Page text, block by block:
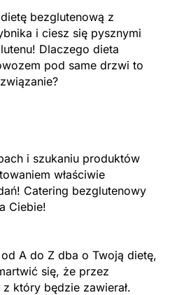
bezglutenową z
i ciesz się pysznymi
Dlaczego dieta
pod same drzwi to
i szukaniu produktów
właściwie
Catering bezglutenowy
Ciebie!
od A do Z dba o Twoją dietę,
się, że przez
który będzie zawierał.